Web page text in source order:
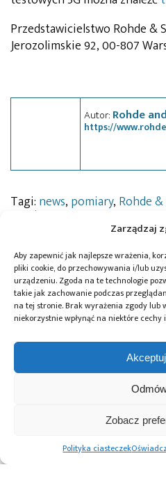
Zarządzaj
Aby zapewnić jak najlepsze wrażenia,
pliki cookie, do przechowywania i/lub
urządzeniu. Zgoda na te technologie
takie jak zachowanie podczas
na tej stronie. Brak wyrażenia zgody lub
niekorzystnie wpłynąć na niektóre cechy
Zobacz
Polityka ciasteczek
Przedstawicielstwo Rohde &
Jerozolimskie 92, 00-807
Autor: Rohde
https://
Tagi: news, pomiary, Rohde
pomiarowy
Przeczytaj również:
Association
elektronicznych
Microchip i
prezentują
architekturę
PCIe® Gen 6
danych